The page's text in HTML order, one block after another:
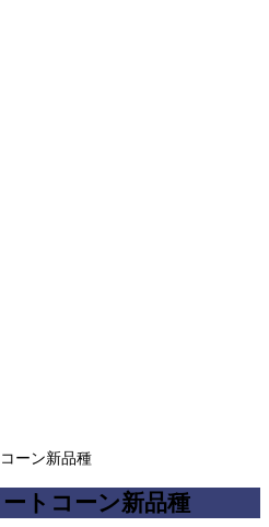
ーン新品種
トコーン新品種